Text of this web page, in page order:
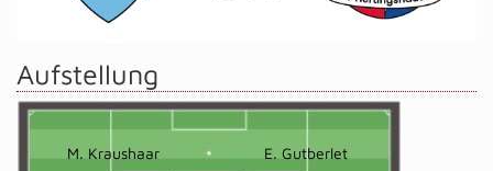
Aufstellung
M. Kraushaar E. Gutberlet